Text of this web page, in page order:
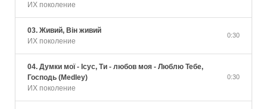
ИХ поколение
03. Живий, Він живий
ИХ поколение
0:30
04. Думки мої - Ісус, Ти - любов моя - Люблю Тебе,
Господь (Medley)
ИХ поколение
0:30